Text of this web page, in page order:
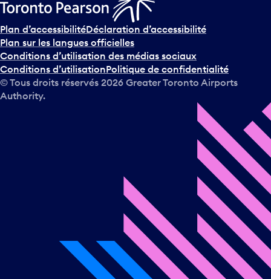
Plan d’accessibilitéDéclaration d’accessibilité
Plan sur les langues officielles
Conditions d’utilisation des médias sociaux
Conditions d’utilisation Politique de confidentialité
© Tous droits réservés2026Greater Toronto Airports
Authority.